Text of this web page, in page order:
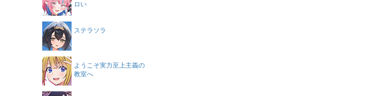
ロい
ステラソラ
ようこそ実力至上主義の
教室へ